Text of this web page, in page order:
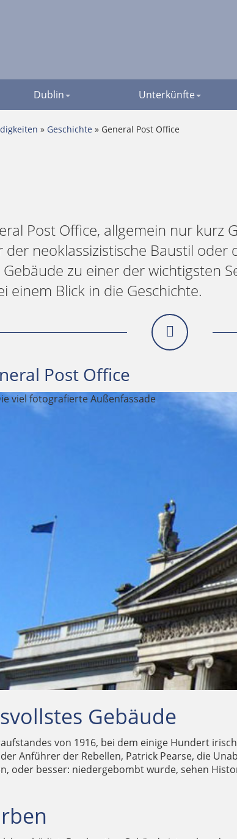
Dublin Unterkünfte
» Geschichte » General Post Office
Post Office, allgemein nur kurz
der neoklassizistische Baustil
zu einer der wichtigsten
einem Blick in die Geschichte.
Post Office
Gebäude
von 1916, bei dem einige Hundert
Anführer der Rebellen, Patrick Pearse, die
oder besser: niedergebombt wurde, sehen